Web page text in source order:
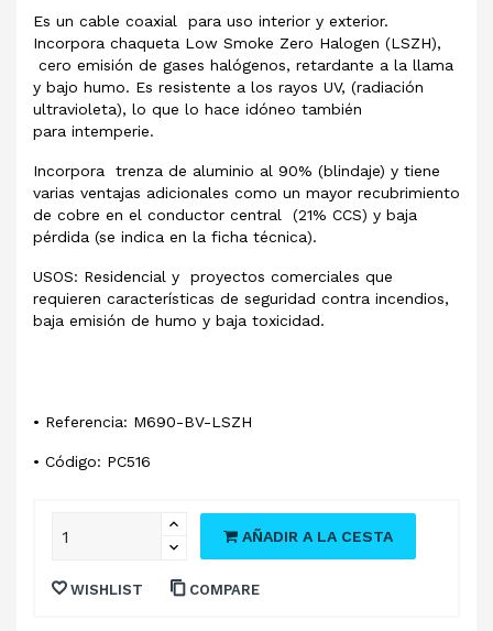
Es un cable coaxial para uso interior y exterior.
Incorpora chaqueta Low Smoke Zero Halogen (LSZH),
cero emisión de gases halógenos, retardante a la llama
y bajo humo. Es resistente a los rayos UV, (radiación
ultravioleta), lo que lo hace idóneo también
para intemperie.
Incorpora trenza de aluminio al 90% (blindaje) y tiene
varias ventajas adicionales como un mayor recubrimiento
de cobre en el conductor central (21% CCS) y baja
pérdida (se indica en la ficha técnica).
USOS: Residencial y proyectos comerciales que
requieren características de seguridad contra incendios,
baja emisión de humo y baja toxicidad.
• Referencia: M690-BV-LSZH
• Código: PC516
AÑADIR A LA CESTA
WISHLIST COMPARE